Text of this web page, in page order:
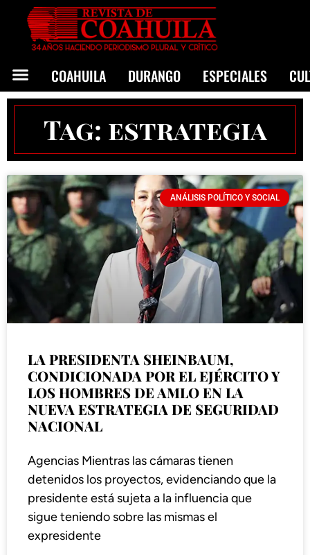
COAHUILA DURANGO ESPECIALES
Tag: estrategia
ANÁLISIS POLÍTICO Y SOCIAL
LA PRESIDENTA SHEINBAUM,
CONDICIONADA POR EL EJÉRCITO Y
LOS HOMBRES DE AMLO EN LA
NUEVA ESTRATEGIA DE SEGURIDAD
NACIONAL
Agencias Mientras las cámaras tienen
detenidos los proyectos, evidenciando que la
presidente está sujeta a la influencia que
sigue teniendo sobre las mismas el
expresidente